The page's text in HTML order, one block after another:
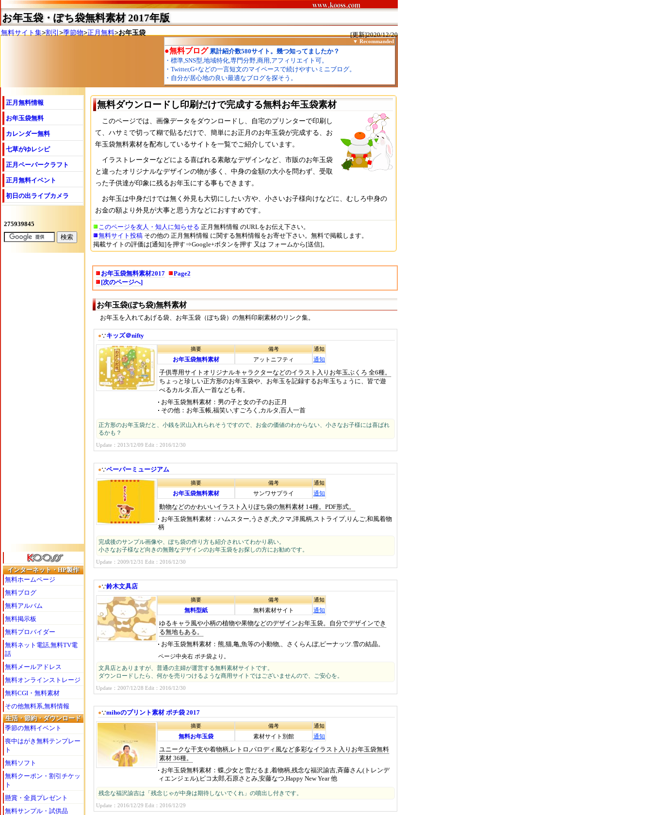
お年玉袋・ぽち袋無料素材 2017年版
無料サイト集>割引 >季節物>正月無料>お年玉袋 [更新]2020/12/20
正月無料情報
お年玉袋無料
カレンダー無料
七草がゆレシピ
正月ペーパークラフト
正月無料イベント
初日の出ライブカメラ
無料ダウンロードし印刷だけで完成する無料お年玉袋素材
このページでは、画像データをダウンロードし、自宅のプリンターで印刷し
て、ハサミで切って糊で貼るだけで、簡単にお正月のお年玉袋が完成する、お
年玉袋無料素材を配布しているサイトを一覧でご紹介しています。
イラストレーターなどによる喜ばれる素敵なデザインなど、市販のお年玉袋
と違ったオリジナルなデザインの物が多く、中身の金額の大小を問わず、受取
った子供達が印象に残るお年玉にする事もできます。
お年玉は中身だけでは無く外見も大切にしたい方や、小さいお子様向けなどに、むしろ中身の
お金の額より外見が大事と思う方などにおすすめです。
このページを友人・知人に知らせる 正月無料情報 のURLをお伝え下さい。
無料サイト投稿 その他の 正月無料情報 に関する無料情報をお寄せ下さい。無料で掲載します。
掲載サイトの評価は[通知]を押す⇒Google+ボタンを押す 又は フォームから[送信]。
お年玉袋無料素材2017
Page2
[次のページへ]
お年玉袋(ぽち袋)無料素材
お年玉を入れてあげる袋、お年玉袋（ぽち袋）の無料印刷素材のリンク集。
●∵キッズ＠nifty
摘要
お年玉袋無料素材
備考
アットニフティ
通知
通知
子供専用サイトオリジナルキャラクターなどのイラスト入りお年玉ぶくろ 全6種。
ちょっと珍しい正方形のお年玉袋や、お年玉を記録するお年玉ちょうに、皆で遊
べるカルタ,百人一首なども有。
お年玉袋無料素材
男の子と女の子のお正月
その他
お年玉帳,福笑い,すごろく,カルタ,百人一首
正方形のお年玉袋だと、小銭を沢山入れられそうですので、お金の価値のわからない、小さなお子様には喜ばれ
るかも？
Update：2013/12/09 Edit：2016/12/30
●∵ペーパーミュージアム
摘要
お年玉袋無料素材
備考
サンワサプライ
通知
通知
動物などのかわいいイラスト入りぽち袋の無料素材 14種。PDF形式。
お年玉袋無料素材
ハムスター,うさぎ,犬,クマ,洋風柄,ストライプ,りんご,和風着物
柄
完成後のサンプル画像や、ぽち袋の作り方も紹介されいてわかり易い。
小さなお子様など向きの無難なデザインのお年玉袋をお探しの方にお勧めです。
Update：2009/12/31 Edit：2016/12/30
●∵鈴木文具店
摘要
無料型紙
備考
無料素材サイト
通知
通知
ゆるキャラ風や小柄の植物や果物などのデザインお年玉袋。自分でデザインでき
る無地もある。
お年玉袋無料素材
熊,猫,亀,魚等の小動物,、さくらんぼ,ピーナッツ.雪の結晶。
ページ中央右 ポチ袋より。
文具店とありますが、普通の主婦が運営する無料素材サイトです。
ダウンロードしたら、何かを売りつけるような商用サイトではございませんので、ご安心を。
Update：2007/12/28 Edit：2016/12/30
●∵mihoのプリント素材 ポチ袋 2017
摘要
無料お年玉袋
備考
素材サイト別館
通知
通知
ユニークな干支や着物柄,レトロ,パロディ風など多彩なイラスト入りお年玉袋無料
素材 36種。
お年玉袋無料素材
蝶,少女と雪だるま,着物柄,残念な福沢諭吉,斉藤さん(トレンデ
ィエンジェル),ピコ太郎,石原さとみ,安藤なつ,Happy New Year 他
残念な福沢諭吉は「残念じゃが中身は期待しないでくれ」の噴出し付きです。
Update：2016/12/29 Edit：2016/12/29
インターネット・HP製作
無料ホームページ
無料ブログ
無料アルバム
無料掲示板
無料プロバイダー
無料ネット電話,無料TV電
話
無料メールアドレス
無料オンラインストレージ
無料CGI・無料素材
その他無料系,無料情報
生活・節約・ダウンロード
季節の無料イベント
喪中はがき無料テンプレー
ト
無料ソフト
無料クーポン・割引チケッ
ト
懸賞・全員プレゼント
無料サンプル・試供品